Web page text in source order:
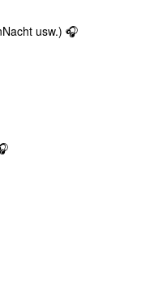
usw.) 🎧